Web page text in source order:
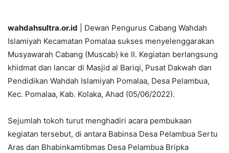
wahdahsultra.or.id | Dewan Pengurus Cabang Wahdah
Islamiyah Kecamatan Pomalaa sukses menyelenggarakan
Musyawarah Cabang (Muscab) ke II. Kegiatan berlangsung
khidmat dan lancar di Masjid al Bariqi, Pusat Dakwah dan
Pendidikan Wahdah Islamiyah Pomalaa, Desa Pelambua,
Kec. Pomalaa, Kab. Kolaka, Ahad (05/06/2022).
Sejumlah tokoh turut menghadiri acara pembukaan
kegiatan tersebut, di antara Babinsa Desa Pelambua Sertu
Aras dan Bhabinkamtibmas Desa Pelambua Bripka